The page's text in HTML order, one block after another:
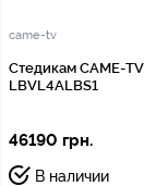
came-tv
Стедикам CAME-TV
LBVL4ALBS1
46190 грн.
В наличии